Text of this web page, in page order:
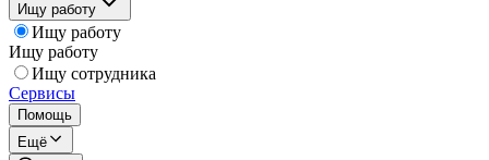
Ищу работу
Ищу работу
Ищу работу
Ищу сотрудника
Сервисы
Помощь
Ещё